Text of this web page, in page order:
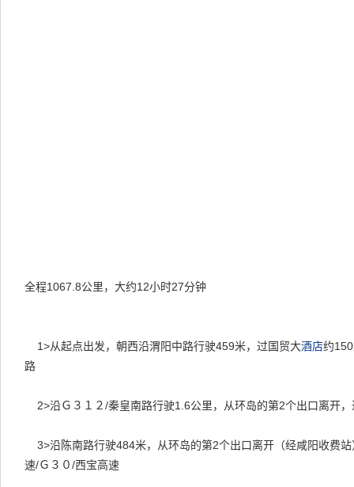
全程1067.8公里，大约12小时27分钟
1>从起点出发，朝西沿渭阳中路行驶459米，过国贸大酒店约
路
2>沿Ｇ３１２/秦皇南路行驶1.6公里，从环岛的第2个出口离开，
3>沿陈南路行驶484米，从环岛的第2个出口离开（经咸阳收费站
速/Ｇ３０/西宝高速